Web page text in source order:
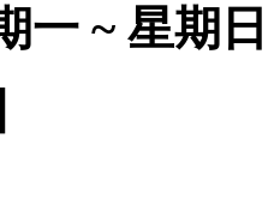
一 ~ 星期日